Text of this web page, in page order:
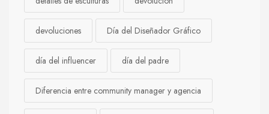
devoluciones Día del Diseñador Gráfico
día del influencer día del padre
Diferencia entre community manager y agencia